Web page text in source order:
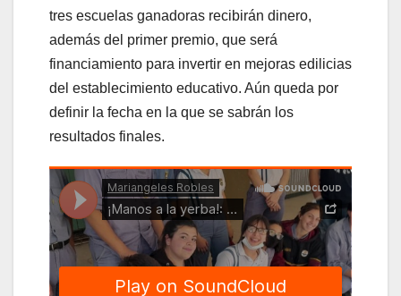
tres escuelas ganadoras recibirán dinero,
además del primer premio, que será
financiamiento para invertir en mejoras edilicias
del establecimiento educativo. Aún queda por
definir la fecha en la que se sabrán los
resultados finales.